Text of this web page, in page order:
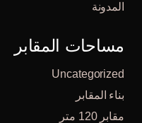
المدونة
مساحات المقابر
Uncategorized
بناء المقابر
مقابر 120 متر